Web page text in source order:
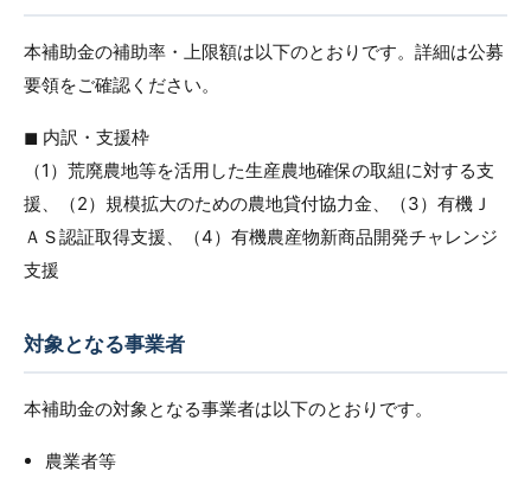
本補助金の補助率・上限額は以下のとおりです。詳細は公募
要領をご確認ください。
◼︎ 内訳・支援枠
（1）荒廃農地等を活用した生産農地確保の取組に対する支
援、（2）規模拡大のための農地貸付協力金、（3）有機Ｊ
ＡＳ認証取得支援、（4）有機農産物新商品開発チャレンジ
支援
対象となる事業者
本補助金の対象となる事業者は以下のとおりです。
農業者等